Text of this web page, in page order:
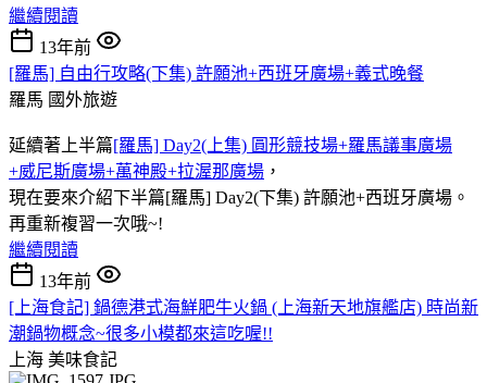
繼續閱讀
13年前
[羅馬] 自由行攻略(下集) 許願池+西班牙廣場+義式晚餐
羅馬 國外旅遊
延續著上半篇[羅馬] Day2(上集) 圓形競技場+羅馬議事廣場
+威尼斯廣場+萬神殿+拉渥那廣場 ，
現在要來介紹下半篇[羅馬] Day2(下集) 許願池+西班牙廣場。
再重新複習一次哦~!
繼續閱讀
13年前
[上海食記] 鍋德港式海鮮肥牛火鍋 (上海新天地旗艦店) 時尚新
潮鍋物概念~很多小模都來這吃喔!!
上海 美味食記